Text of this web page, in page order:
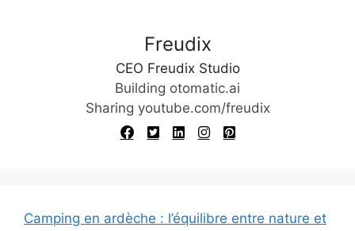
Freudix
CEO Freudix Studio
Building otomatic.ai
Sharing youtube.com/freudix
Camping en ardèche : l’équilibre entre nature et